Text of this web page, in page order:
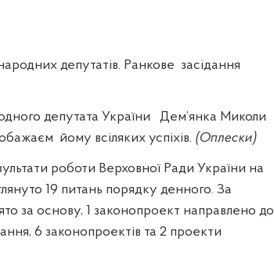
депутатів. Ранкове засідання
депутата України
Дем’янка Миколи
йому всіляких успіхів. (Оплески)
роботи Верховної Ради України на
19 питань порядку денного. За
за основу, 1 законопроект направлено до
6 законопроектів та 2 проекти